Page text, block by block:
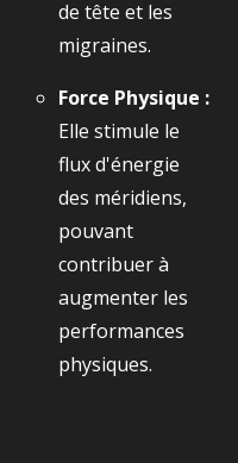
de tête et les
migraines.
Force Physique :
Elle stimule le
flux d'énergie
des méridiens,
pouvant
contribuer à
augmenter les
performances
physiques.